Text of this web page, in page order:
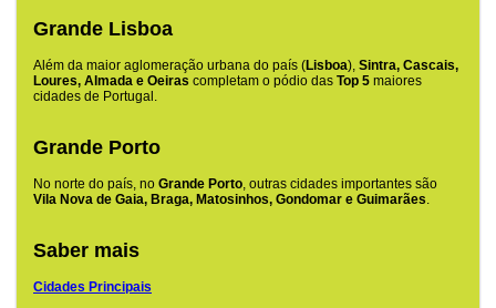
Grande Lisboa
Além da maior aglomeração urbana do país (Lisboa), Sintra, Cascais,
Loures, Almada e Oeiras completam o pódio das Top 5 maiores
cidades de Portugal.
Grande Porto
No norte do país, no Grande Porto , outras cidades importantes são
Vila Nova de Gaia, Braga, Matosinhos, Gondomar e Guimarães
Saber mais
Cidades Principais